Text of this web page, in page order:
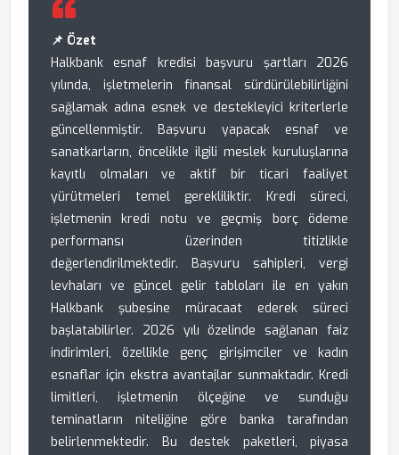
📌 Özet
Halkbank esnaf kredisi başvuru şartları 2026
yılında, işletmelerin finansal sürdürülebilirliğini
sağlamak adına esnek ve destekleyici kriterlerle
güncellenmiştir. Başvuru yapacak esnaf ve
sanatkarların, öncelikle ilgili meslek kuruluşlarına
kayıtlı olmaları ve aktif bir ticari faaliyet
yürütmeleri temel gerekliliktir. Kredi süreci,
işletmenin kredi notu ve geçmiş borç ödeme
performansı üzerinden titizlikle
değerlendirilmektedir. Başvuru sahipleri, vergi
levhaları ve güncel gelir tabloları ile en yakın
Halkbank şubesine müracaat ederek süreci
başlatabilirler. 2026 yılı özelinde sağlanan faiz
indirimleri, özellikle genç girişimciler ve kadın
esnaflar için ekstra avantajlar sunmaktadır. Kredi
limitleri, işletmenin ölçeğine ve sunduğu
teminatların niteliğine göre banka tarafından
belirlenmektedir. Bu destek paketleri, piyasa